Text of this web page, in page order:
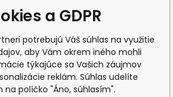
a GDPR
potrebujú Váš súhlas na využitie
aby Vám okrem iného mohli
týkajúce sa Vašich záujmov
reklám. Súhlas udelíte
na políčko "Áno, súhlasím".